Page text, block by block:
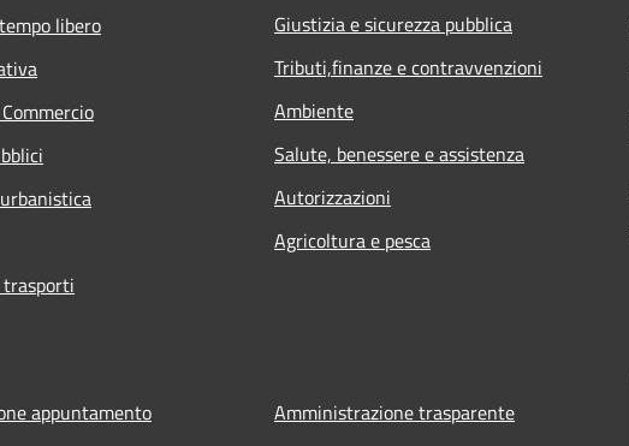
libero
Giustizia e sicurezza pubblica
Tributi,finanze e contravvenzioni
Ambiente
Salute, benessere e assistenza
Autorizzazioni
Agricoltura e pesca
appuntamento
Amministrazione trasparente